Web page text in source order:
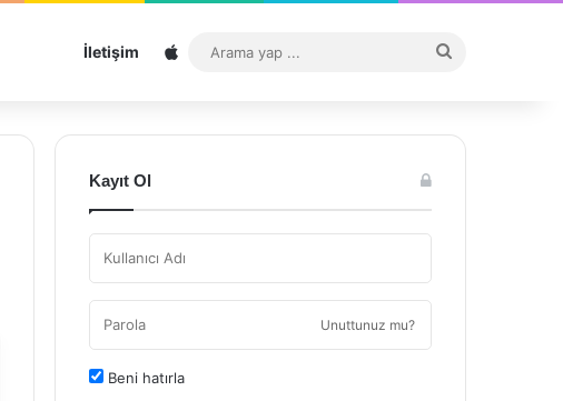
İletişim Sitemap
...
Kayıt Ol
Unuttunuz mu?
Beni hatırla